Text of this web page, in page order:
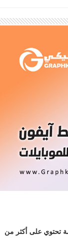
تحتوي على أكثر من